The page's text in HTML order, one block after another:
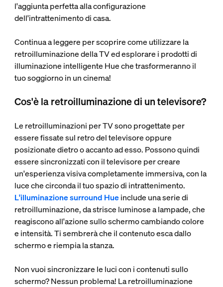
l'aggiunta perfetta alla configurazione
dell'intrattenimento di casa.
Continua a leggere per scoprire come utilizzare la
retroilluminazione della TV ed esplorare i prodotti di
illuminazione intelligente Hue che trasformeranno il
tuo soggiorno in un cinema!
Cos'è la retroilluminazione di un televisore?
Le retroilluminazioni per TV sono progettate per
essere fissate sul retro del televisore oppure
posizionate dietro o accanto ad esso. Possono quindi
essere sincronizzati con il televisore per creare
un'esperienza visiva completamente immersiva, con la
luce che circonda il tuo spazio di intrattenimento.
L'illuminazione surround Hueinclude una serie di
retroilluminazione, da strisce luminose a lampade, che
reagiscono all'azione sullo schermo cambiando colore
e intensità. Ti sembrerà che il contenuto esca dallo
schermo e riempia la stanza.
Non vuoi sincronizzare le luci con i contenuti sullo
schermo? Nessun problema! La retroilluminazione